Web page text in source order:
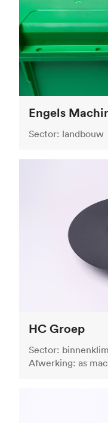
Engels
Sector:
HC Groep
Sector:
Afwerking: as